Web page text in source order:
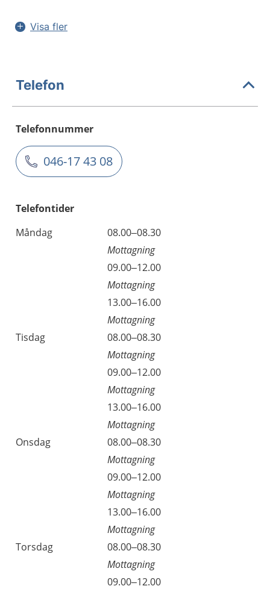
Visa fler
Telefon
Telefonnummer
046-17 43 08
Telefontider
Måndag
08.00–08.30
Mottagning
09.00–12.00
Mottagning
13.00–16.00
Mottagning
Tisdag
08.00–08.30
Mottagning
09.00–12.00
Mottagning
13.00–16.00
Mottagning
Onsdag
08.00–08.30
Mottagning
09.00–12.00
Mottagning
13.00–16.00
Mottagning
Torsdag
08.00–08.30
Mottagning
09.00–12.00